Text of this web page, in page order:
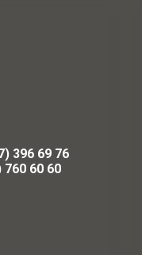
396 69 76
760 60 60